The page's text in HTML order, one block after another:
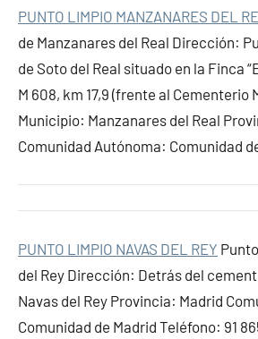
PUNTO LIMPIO MANZANARES DEL
de Manzanares del Real Dirección:
de Soto del Real situado en la Finca
M 608, km 17,9 (frente al Cementerio
Municipio: Manzanares del Real
Comunidad Autónoma: Comunidad
PUNTO LIMPIO NAVAS DEL REY
del Rey Dirección: Detrás del
Navas del Rey Provincia: Madrid
Comunidad de Madrid Teléfono: 91